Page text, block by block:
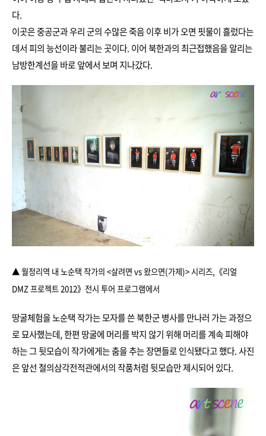
다.
이곳은 중공군과 우리 군의 수많은 죽음 이후 비가 오면 핏물이 흘렀다는
데서 피의 능선이라 불리는 곳이다. 이어 북한과의 최근접했음을 알리는
남방한계선을 바로 앞에서 보며 지나갔다.
▲ 월정리역 내 노순택 작가의 <살려면 vs 왔으면(가제)> 시리즈, 《리얼
DMZ 프로젝트 2012》전시 투어 프로그램에서
땅굴체험을 노순택 작가는 모자를 쓴 북한군 병사를 만나러 가는 과정으
로 묘사했는데, 한편 땅굴에 머리를 박지 않기 위해 머리를 계속 피해야
하는 그 뒷모습이 작가에게는 춤을 추는 장면들로 인식됐다고 했다. 사진
은 앞선 철의삼각전적관에서의 작품처럼 뒷모습만 제시되어 있다.